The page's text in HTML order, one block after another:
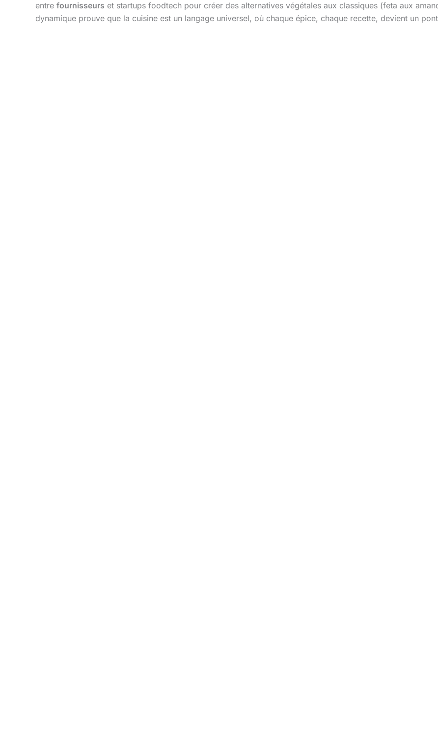
entre fournisseurs et startups foodtech pour créer des alternatives végétales aux classiques (feta aux
dynamique prouve que la cuisine est un langage universel, où chaque épice, chaque recette, devient un